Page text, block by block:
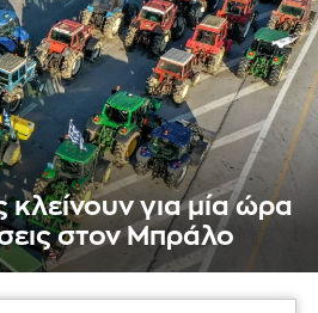
κλείνουν για μία ώρα
στον Μπράλο